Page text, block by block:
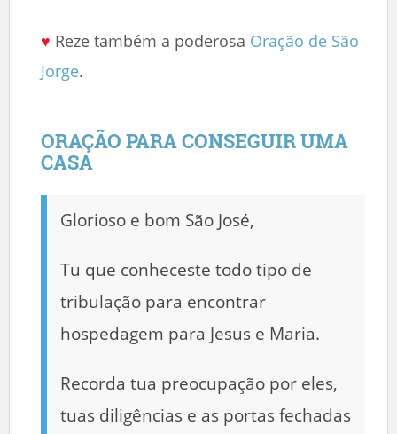
♥ Reze também a poderosa Oração de São
Jorge.
ORAÇÃO PARA CONSEGUIR UMA
CASA
Glorioso e bom São José,
Tu que conheceste todo tipo de
tribulação para encontrar
hospedagem para Jesus e Maria.
Recorda tua preocupação por eles,
tuas diligências e as portas fechadas